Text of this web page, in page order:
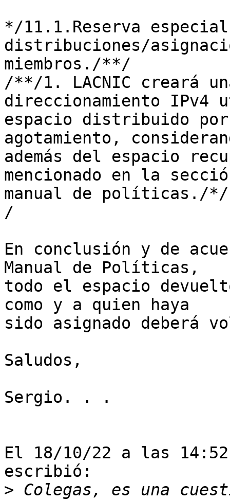
*/11.1.Reserva
distribuciones/
miembros./**/
/**/1. LACNIC creará
direccionamiento
espacio distribuido por
agotamiento,
además del espacio
mencionado en la
manual de políticas./*/
/
En conclusión y de
Manual de Políticas,
todo el espacio
como y a quien haya
sido asignado deberá
Saludos,
Sergio. . .
El 18/10/22 a las
escribió:
> Colegas, es una